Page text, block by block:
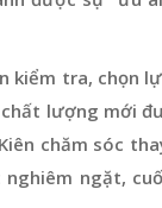
kiểm tra, chọn
lượng mới
chăm sóc
ngặt,